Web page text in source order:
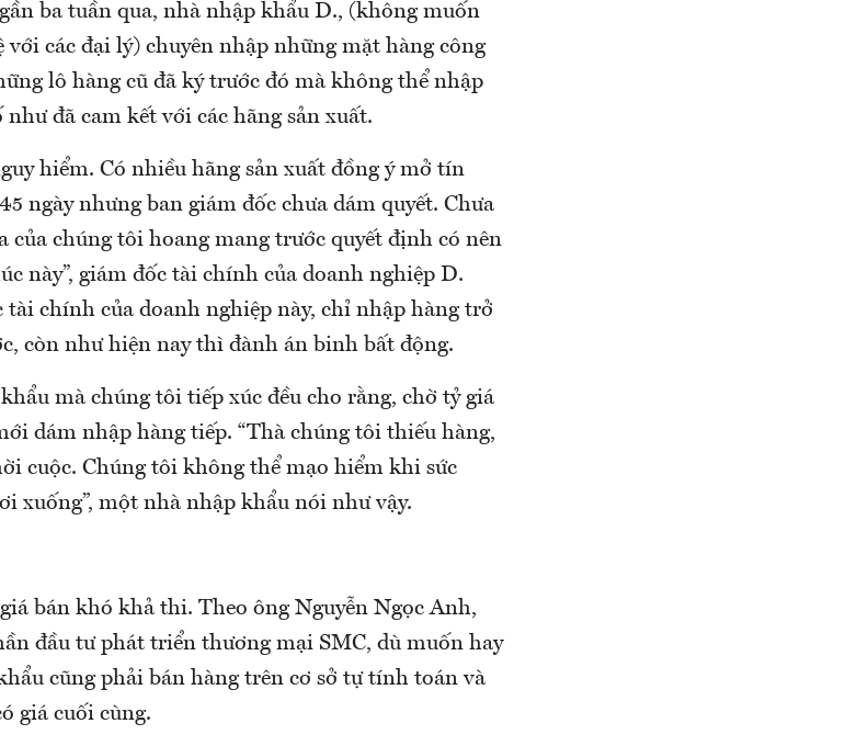
ba tuần qua, nhà nhập khẩu D., (không muốn
các đại lý) chuyên nhập những mặt hàng công
lô hàng cũ đã ký trước đó mà không thể nhập
đã cam kết với các hãng sản xuất.
hiểm. Có nhiều hãng sản xuất đồng ý mở tín
ngày nhưng ban giám đốc chưa dám quyết. Chưa
của chúng tôi hoang mang trước quyết định có nên
này”, giám đốc tài chính của doanh nghiệp D.
tài chính của doanh nghiệp này, chỉ nhập hàng trở
còn như hiện nay thì đành án binh bất động.
mà chúng tôi tiếp xúc đều cho rằng, chờ tỷ giá
dám nhập hàng tiếp. “Thà chúng tôi thiếu hàng,
cuộc. Chúng tôi không thể mạo hiểm khi sức
xuống”, một nhà nhập khẩu nói như vậy.
bán khó khả thi. Theo ông Nguyễn Ngọc Anh,
đầu tư phát triển thương mại SMC, dù muốn hay
cũng phải bán hàng trên cơ sở tự tính toán và
giá cuối cùng.